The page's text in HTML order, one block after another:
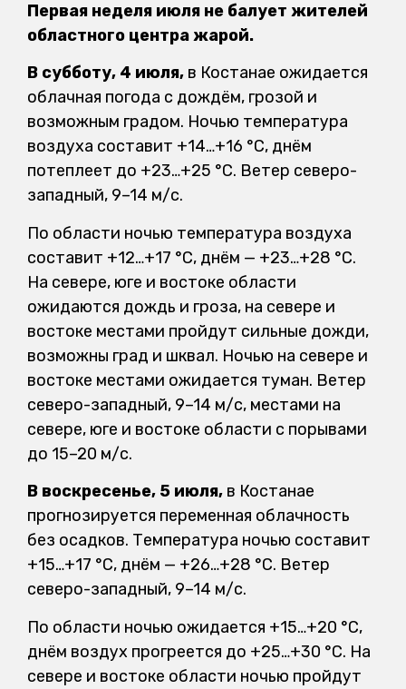
Первая неделя июля не балует жителей
областного центра жарой.
В субботу, 4 июля, в Костанае ожидается
облачная погода с дождём, грозой и
возможным градом. Ночью температура
воздуха составит +14…+16 °С, днём
потеплеет до +23…+25 °С. Ветер северо-
западный, 9–14 м/с.
По области ночью температура воздуха
составит +12…+17 °С, днём — +23…+28 °С.
На севере, юге и востоке области
ожидаются дождь и гроза, на севере и
востоке местами пройдут сильные дожди,
возможны град и шквал. Ночью на севере и
востоке местами ожидается туман. Ветер
северо-западный, 9–14 м/с, местами на
севере, юге и востоке области с порывами
до 15–20 м/с.
В воскресенье, 5 июля, в Костанае
прогнозируется переменная облачность
без осадков. Температура ночью составит
+15…+17 °С, днём — +26…+28 °С. Ветер
северо-западный, 9–14 м/с.
По области ночью ожидается +15…+20 °С,
днём воздух прогреется до +25…+30 °С. На
севере и востоке области ночью пройдут